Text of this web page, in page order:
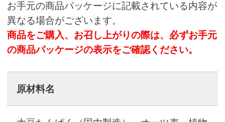
お手元の商品パッケージに記載されている内容が
異なる場合がございます。
商品をご購入、お召し上がりの際は、必ずお手元
の商品パッケージの表示をご確認ください。
原材料名